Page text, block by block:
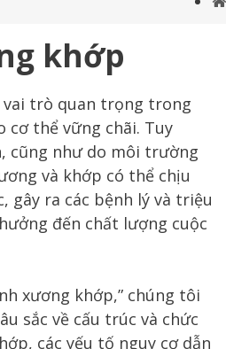
khớp
vai trò quan trọng trong
cơ thể vững chãi. Tuy
cũng như do môi trường
và khớp có thể chịu
gây ra các bệnh lý và triệu
đến chất lượng cuộc
xương khớp,” chúng tôi
sắc về cấu trúc và chức
các yếu tố nguy cơ dẫn